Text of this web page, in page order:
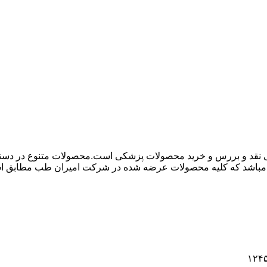
نقد و بررس و خرید محصولات پزشکی است.محصولات متنوع در
که کلیه محصولات عرضه شده در شرکت امیران طب مطابق